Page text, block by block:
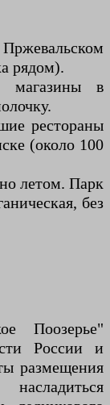
рядом).
магазины в
рестораны
(около 100
летом. Парк
без
Поозерье"
России и
размещения